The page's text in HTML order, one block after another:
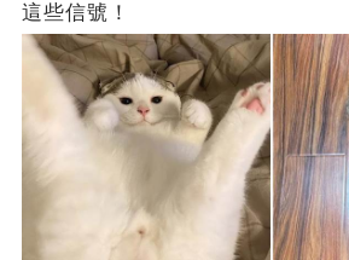
這些信號！